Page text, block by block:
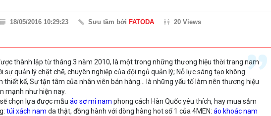
18/05/2016 10:29:23 Sưu tầm bởi FATODA 20 Views
thành lập từ tháng 3 năm 2010, là một trong những thương hiệu thời trang nam
sự quản lý chặt chẽ, chuyên nghiệp của đội ngủ quản lý; Nỗ lực sáng tạo không
thiết kế, Sự tận tâm của nhân viên bán hàng… là những yếu tố làm nên thương hiệu
mạnh như hiện nay.
chọn lựa được mẫu áo sơ mi nam phong cách Hàn Quốc yêu thích, hay mua sắm
túi xách nam da thật, đồng hành với dòng hàng hot số 1 của 4MEN: áo khoác nam